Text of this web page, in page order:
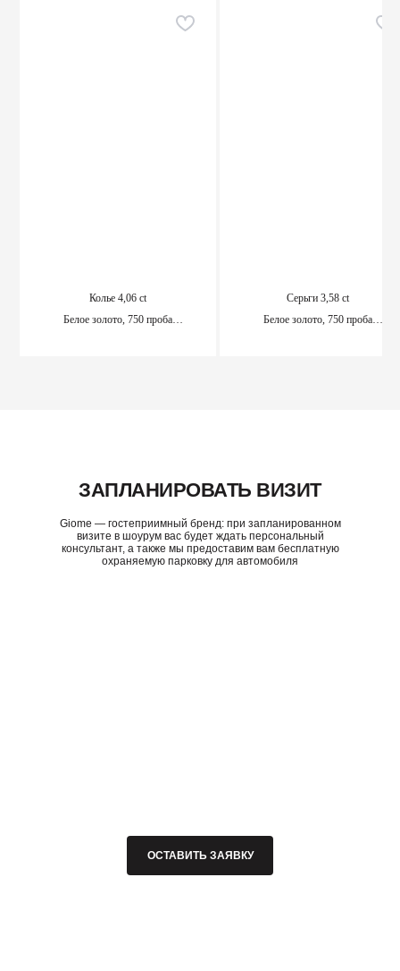
Колье 4,06 ct
Белое золото, 750 проба
Серьги 3,58 ct
Белое золото, 750 проба
ЗАПЛАНИРОВАТЬ ВИЗИТ
Giome — гостеприимный бренд: при запланированном
визите в шоурум вас будет ждать персональный
консультант, а также мы предоставим вам бесплатную
охраняемую парковку для автомобиля
ОСТАВИТЬ ЗАЯВКУ